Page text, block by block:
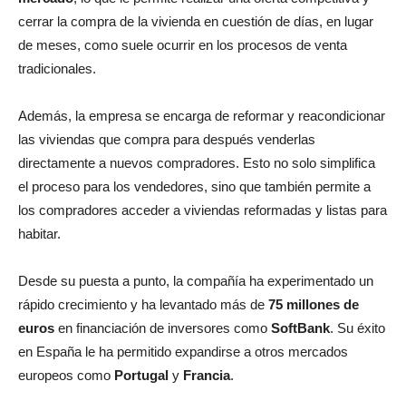
cerrar la compra de la vivienda en cuestión de días, en lugar
de meses, como suele ocurrir en los procesos de venta
tradicionales.
Además, la empresa se encarga de reformar y reacondicionar
las viviendas que compra para después venderlas
directamente a nuevos compradores. Esto no solo simplifica
el proceso para los vendedores, sino que también permite a
los compradores acceder a viviendas reformadas y listas para
habitar.
Desde su puesta a punto, la compañía ha experimentado un
rápido crecimiento y ha levantado más de 75 millones de
euros en financiación de inversores como SoftBank. Su éxito
en España le ha permitido expandirse a otros mercados
europeos como Portugal y Francia.